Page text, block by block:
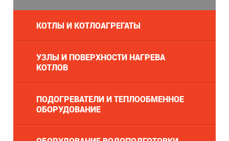
КОТЛЫ И КОТЛОАГРЕГАТЫ
УЗЛЫ И ПОВЕРХНОСТИ НАГРЕВА
КОТЛОВ
ПОДОГРЕВАТЕЛИ И ТЕПЛООБМЕННОЕ
ОБОРУДОВАНИЕ